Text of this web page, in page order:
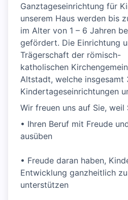
Ganztageseinrichtung für
unserem Haus werden bis
im Alter von 1 – 6 Jahren
gefördert. Die Einrichtung
Trägerschaft der römisch-
katholischen
Altstadt, welche insgesamt
Kindertageseinrichtungen
Wir freuen uns auf Sie, weil
• Ihren Beruf mit Freude
ausüben
• Freude daran haben,
Entwicklung ganzheitlich
unterstützen